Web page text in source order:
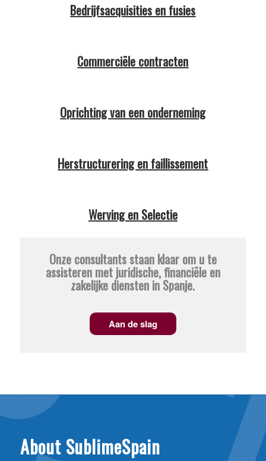
Bedrijfsacquisities en fusies
Commerciële contracten
Oprichting van een onderneming
Herstructurering en faillissement
Werving en Selectie
Onze consultants staan klaar om u te
assisteren met juridische, financiële en
zakelijke diensten in Spanje.
Aan de slag
About SublimeSpain